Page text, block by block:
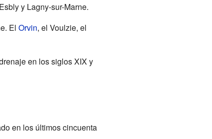
y Lagny-sur-Marne.
El Orvin, el Voulzie, el
en los siglos XIX y
en los últimos cincuenta